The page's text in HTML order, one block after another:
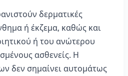
δερματικές
ή έκζεμα, καθώς και
ή του ανώτερου
ασθενείς. Η
δεν σημαίνει αυτομάτως